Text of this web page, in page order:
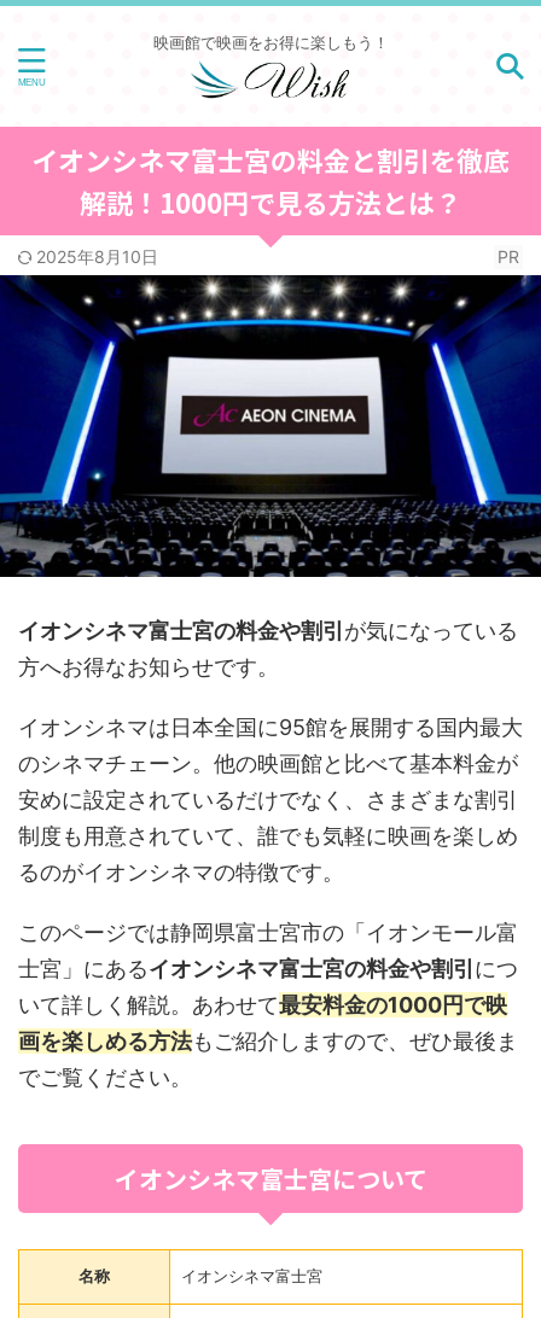
映画館で映画をお得に楽しもう！
イオンシネマ富士宮の料金と割引を徹底
解説！1000円で見る方法とは？
2025年8月10日 PR
イオンシネマ富士宮の料金や割引 が気になっている
方へお得なお知らせです。
イオンシネマは日本全国に95館を展開する国内最大
のシネマチェーン。他の映画館と比べて基本料金が
安めに設定されているだけでなく、さまざまな割引
制度も用意されていて、誰でも気軽に映画を楽しめ
るのがイオンシネマの特徴です。
このページでは静岡県富士宮市の「イオンモール富
士宮」にあるイオンシネマ富士宮の料金や割引 につ
いて詳しく解説。あわせて最安料金の1000円で映
画を楽しめる方法もご紹介しますので、ぜひ最後ま
でご覧ください。
イオンシネマ富士宮について
名称 イオンシネマ富士宮